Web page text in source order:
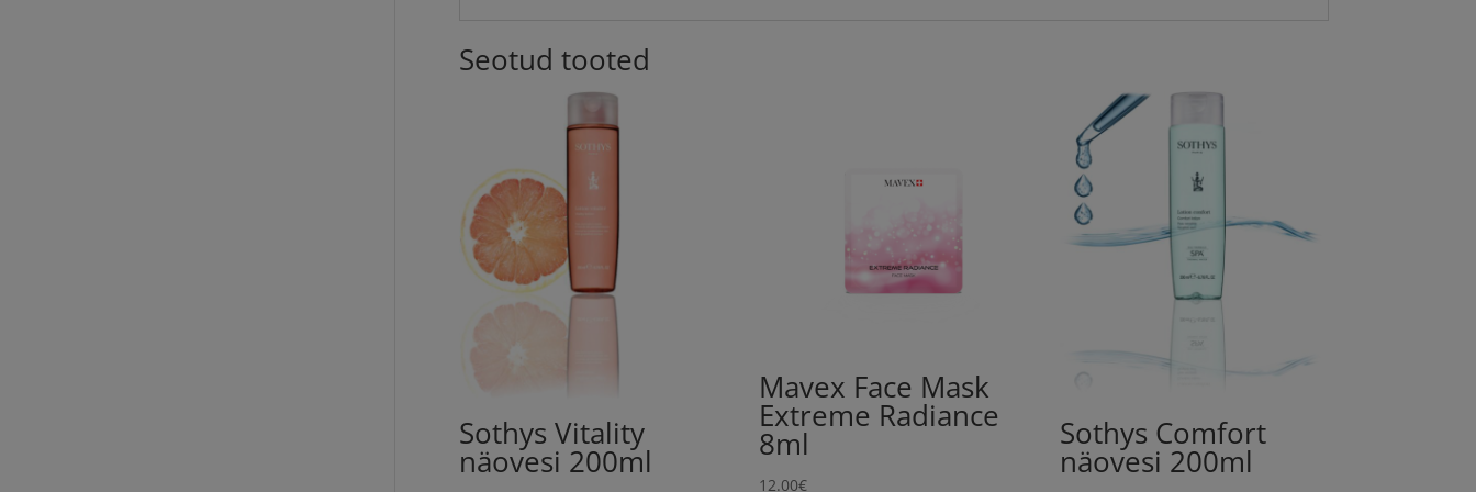
Seotud tooted
Sothys Vitality
näovesi 200ml
Mavex Face Mask
Extreme Radiance
8ml
12.00€
Sothys Comfort
näovesi 200ml